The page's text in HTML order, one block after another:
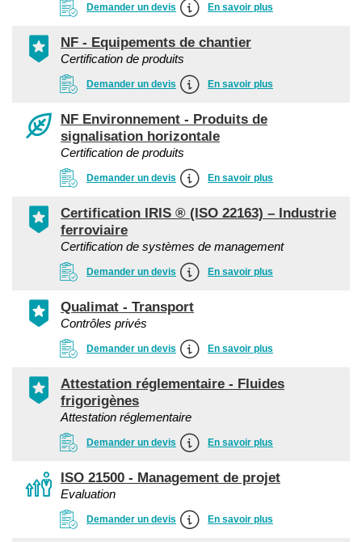
Demander un devis En savoir plus
NF - Equipements de chantier
Certification de produits
Demander un devis En savoir plus
NF Environnement - Produits de
signalisation horizontale
Certification de produits
Demander un devis En savoir plus
Certification IRIS ® (ISO 22163) – Industrie
ferroviaire
Certification de systèmes de management
Demander un devis En savoir plus
Qualimat - Transport
Contrôles privés
Demander un devis En savoir plus
Attestation réglementaire - Fluides
frigorigènes
Attestation réglementaire
Demander un devis En savoir plus
ISO 21500 - Management de projet
Evaluation
Demander un devis En savoir plus